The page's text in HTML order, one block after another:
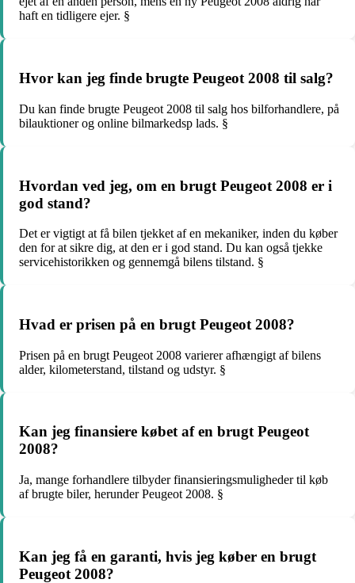
haft en tidligere ejer. §
Hvor kan jeg finde brugte Peugeot 2008 til salg?
Du kan finde brugte Peugeot 2008 til salg hos bilforhandlere, på
bilauktioner og online bilmarkedsp lads. §
Hvordan ved jeg, om en brugt Peugeot 2008 er i
god stand?
Det er vigtigt at få bilen tjekket af en mekaniker, inden du køber
den for at sikre dig, at den er i god stand. Du kan også tjekke
servicehistorikken og gennemgå bilens tilstand. §
Hvad er prisen på en brugt Peugeot 2008?
Prisen på en brugt Peugeot 2008 varierer afhængigt af bilens
alder, kilometerstand, tilstand og udstyr. §
Kan jeg finansiere købet af en brugt Peugeot
2008?
Ja, mange forhandlere tilbyder finansieringsmuligheder til køb
af brugte biler, herunder Peugeot 2008. §
Kan jeg få en garanti, hvis jeg køber en brugt
Peugeot 2008?